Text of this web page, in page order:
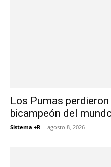
Los Pumas
bicampeón del
Sistema +R - agosto 8, 2026